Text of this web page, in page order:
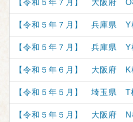
【令和５年７月】 大阪府 O
【令和５年７月】 兵庫県 Y
【令和５年７月】 兵庫県 Y
【令和５年６月】 大阪府 K
【令和５年５月】 埼玉県 T
【令和５年５月】 大阪府 N